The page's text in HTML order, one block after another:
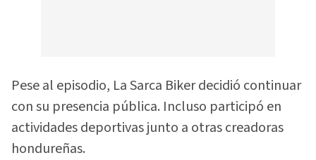
Pese al episodio, La Sarca Biker decidió continuar
con su presencia pública. Incluso participó en
actividades deportivas junto a otras creadoras
hondureñas.